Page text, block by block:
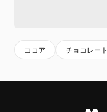
ココア チョコレート